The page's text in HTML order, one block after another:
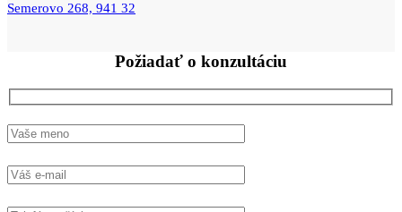
Semerovo 268, 941 32
Požiadať o konzultáciu